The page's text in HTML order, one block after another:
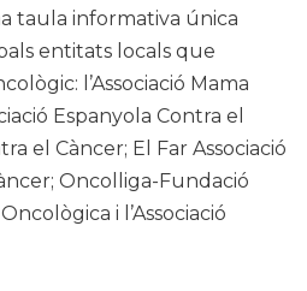
taula informativa única
entitats locals que
l’Associació Mama
Espanyola Contra el
el Càncer; El Far Associació
Oncolliga-Fundació
i l’Associació